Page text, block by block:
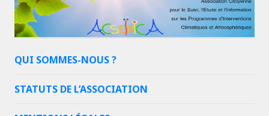
QUI SOMMES-NOUS ?
STATUTS DE L’ASSOCIATION